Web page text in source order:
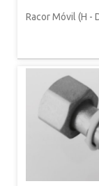
Racor Móvil (H -